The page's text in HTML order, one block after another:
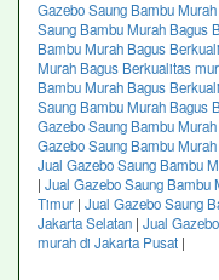
Gazebo Saung Bambu
Saung Bambu Murah Bagus
Bambu Murah Bagus
Murah Bagus Berkualitas
Bambu Murah Bagus
Saung Bambu Murah Bagus
Gazebo Saung Bambu
Gazebo Saung Bambu
Jual Gazebo Saung Bambu
| Jual Gazebo Saung Bambu
Timur | Jual Gazebo Saung
Jakarta Selatan | Jual
murah di Jakarta Pusat |